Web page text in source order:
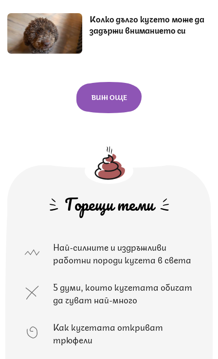
Колко дълго кучето може да
задържи вниманието си
ВИЖ ОЩЕ
Горещи теми
Най-силните и издръжливи
работни породи кучета в света
5 думи, които кучетата обичат
да чуват най-много
Как кучетата откриват
трюфели